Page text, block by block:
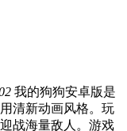
我的狗狗安卓版是
清新动画风格。玩
战海量敌人。游戏